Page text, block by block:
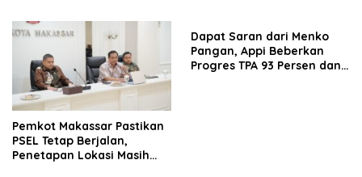
Pemkot Makassar Pastikan
PSEL Tetap Berjalan,
Penetapan Lokasi Masih
Dapat Saran dari Menko
Pangan, Appi Beberkan
Progres TPA 93 Persen dan